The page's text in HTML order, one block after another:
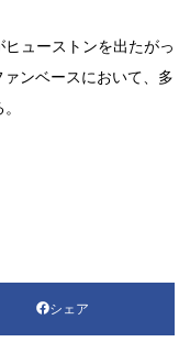
ューストンを出たがっ
ンベースにおいて、多
シェア